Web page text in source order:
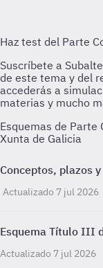
Esquemas de Parte
Xunta de Galicia
Conceptos, plazos
Actualizado 7 jul 2026
Esquema Título III
Actualizado 7 jul 2026